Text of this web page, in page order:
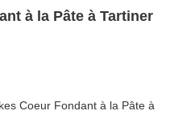
à la Pâte à Tartiner